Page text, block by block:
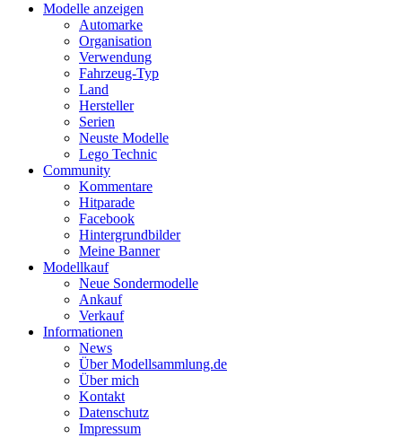
Modelle anzeigen
Automarke
Organisation
Verwendung
Fahrzeug-Typ
Land
Hersteller
Serien
Neuste Modelle
Lego Technic
Community
Kommentare
Hitparade
Facebook
Hintergrundbilder
Meine Banner
Modellkauf
Neue Sondermodelle
Ankauf
Verkauf
Informationen
News
Über Modellsammlung.de
Über mich
Kontakt
Datenschutz
Impressum